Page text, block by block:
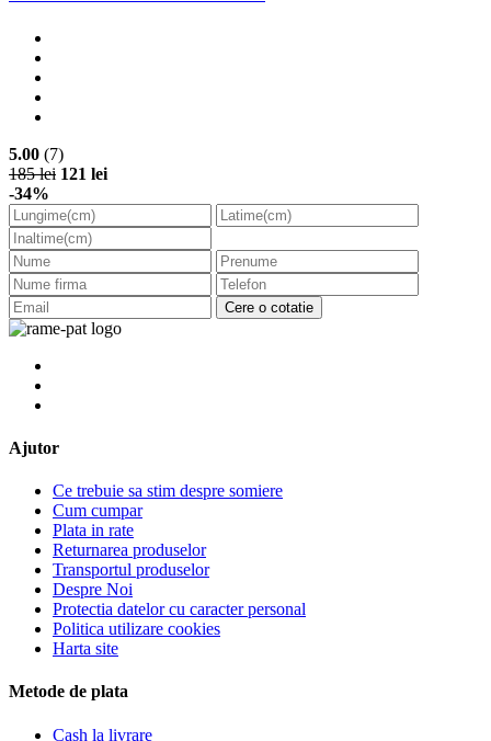
5.00 (7)
185 lei 121 lei
-34%
Cere o cotatie
Ajutor
Ce trebuie sa stim despre somiere
Cum cumpar
Plata in rate
Returnarea produselor
Transportul produselor
Despre Noi
Protectia datelor cu caracter personal
Politica utilizare cookies
Harta site
Metode de plata
Cash la livrare